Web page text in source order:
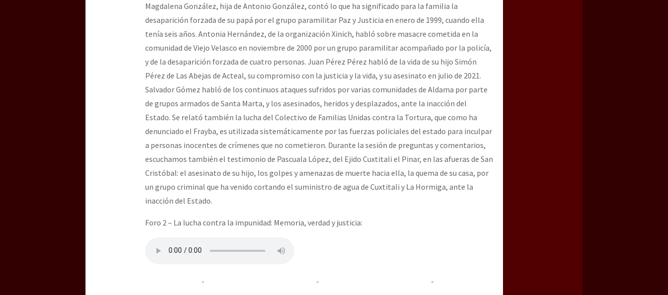
Magdalena González, hija de Antonio González, contó lo que ha significado para la familia la
desaparición forzada de su papá por el grupo paramilitar Paz y Justicia en enero de 1999, cuando ella
tenía seis años. Antonia Hernández, de la organización Xinich, habló sobre masacre cometida en la
comunidad de Viejo Velasco en noviembre de 2000 por un grupo paramilitar acompañado por la policía,
y de la desaparición forzada de cuatro personas. Juan Pérez Pérez habló de la vida de su hijo Simón
Pérez de Las Abejas de Acteal, su compromiso con la justicia y la vida, y su asesinato en julio de 2021.
Salvador Gómez habló de los continuos ataques sufridos por varias comunidades de Aldama por parte
de grupos armados de Santa Marta, y los asesinados, heridos y desplazados, ante la inacción del
Estado. Se relató también la lucha del Colectivo de Familias Unidas contra la Tortura, que como ha
denunciado el Frayba, es utilizada sistemáticamente por las fuerzas policiales del estado para inculpar
a personas inocentes de crímenes que no cometieron. Durante la sesión de preguntas y comentarios,
escuchamos también el testimonio de Pascuala López, del Ejido Cuxtitali el Pinar, en las afueras de San
Cristóbal: el asesinato de su hijo, los golpes y amenazas de muerte hacia ella, la quema de su casa, por
un grupo criminal que ha venido cortando el suministro de agua de Cuxtitali y La Hormiga, ante la
inacción del Estado.
Foro 2 – La lucha contra la impunidad: Memoria, verdad y justicia: